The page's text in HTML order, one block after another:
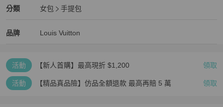
分類
Louis Vuitton女包 分類資訊
女包
手提包
品牌
Louis Vuitton精品女包品牌介紹
Louis Vuitton
Louis Vuitton推薦清單
活動 【新人首購】最高現折 $1,200 領取
活動 【精品真品險】仿品全額退款 最高再賠 5 萬 領取